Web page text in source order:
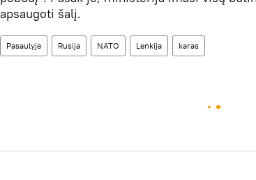
apsaugoti šalį.
Pasaulyje Rusija NATO Lenkija karas